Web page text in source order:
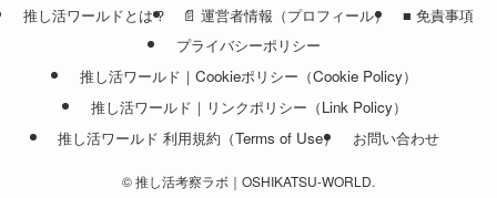
推し活ワールドとは？ 📄 運営者情報（プロフィール）
■ 免責事項
プライバシーポリシー
推し活ワールド｜Cookieポリシー（Cookie Policy）
推し活ワールド｜リンクポリシー（Link Policy）
推し活ワールド 利用規約（Terms of Use）
お問い合わせ
©推し活考察ラボ｜OSHIKATSU-WORLD.